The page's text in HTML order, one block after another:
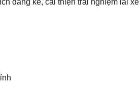
đáng kể, cải thiện trải nghiệm lái